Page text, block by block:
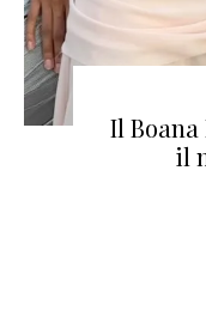
Il Boana
il